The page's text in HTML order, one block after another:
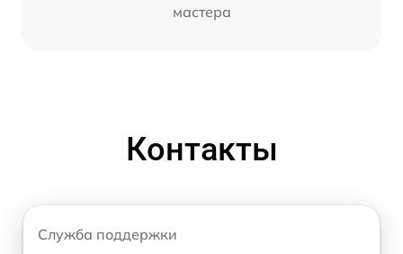
мастера
Контакты
Служба поддержки